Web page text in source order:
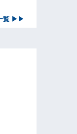
覧 ▶▶